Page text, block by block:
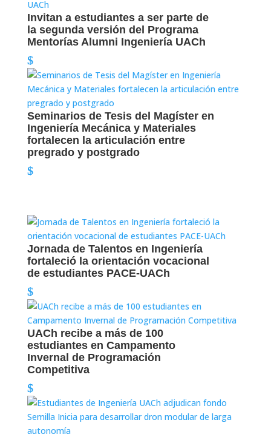
Invitan a estudiantes a ser parte de
la segunda versión del Programa
Mentorías Alumni Ingeniería UACh
Seminarios de Tesis del Magíster en
Ingeniería Mecánica y Materiales
fortalecen la articulación entre
pregrado y postgrado
Jornada de Talentos en Ingeniería
fortaleció la orientación vocacional
de estudiantes PACE-UACh
UACh recibe a más de 100
estudiantes en Campamento
Invernal de Programación
Competitiva